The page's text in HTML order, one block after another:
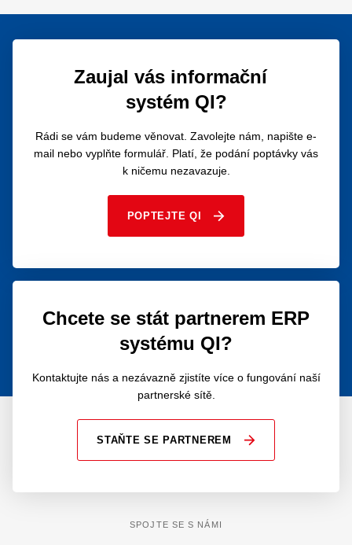
Zaujal vás informační
systém QI?
Rádi se vám budeme věnovat. Zavolejte nám, napište e-
mail nebo vyplňte formulář. Platí, že podání poptávky vás
k ničemu nezavazuje.
POPTEJTE QI
Chcete se stát partnerem ERP
systému QI?
Kontaktujte nás a nezávazně zjistíte více o fungování naší
partnerské sítě.
STAŇTE SE PARTNEREM
SPOJTE SE S NÁMI